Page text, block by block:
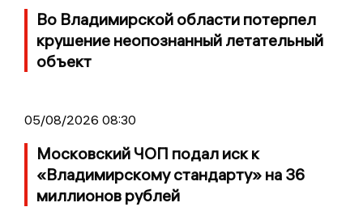
Во Владимирской области потерпел
крушение неопознанный летательный
объект
05/08/2026 08:30
Московский ЧОП подал иск к
«Владимирскому стандарту» на 36
миллионов рублей